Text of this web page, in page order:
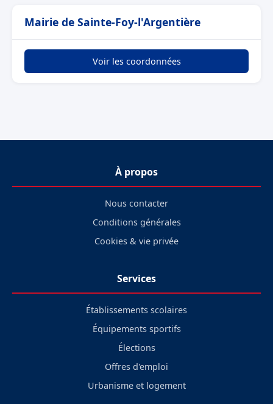
Mairie de Sainte-Foy-l'Argentière
Voir les coordonnées
À propos
Nous contacter
Conditions générales
Cookies & vie privée
Services
Établissements scolaires
Équipements sportifs
Élections
Offres d'emploi
Urbanisme et logement